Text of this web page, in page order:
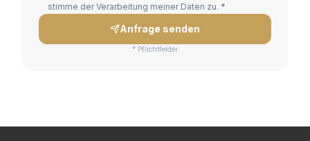
stimme der Verarbeitung meiner Daten zu. *
Anfrage senden
* Pflichtfelder